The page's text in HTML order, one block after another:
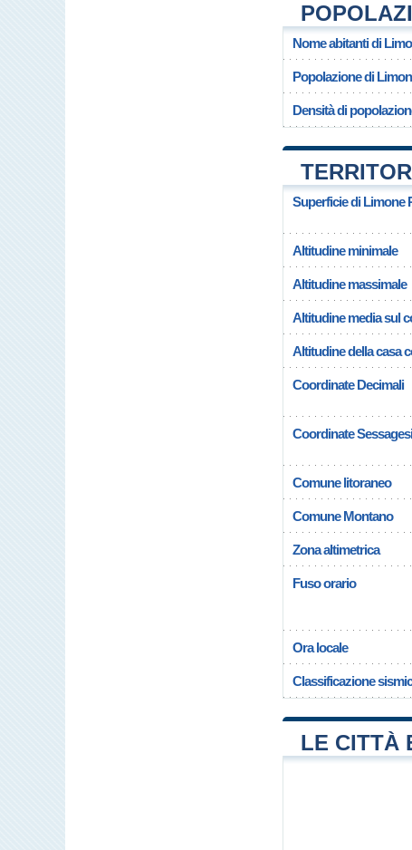
Nome abitanti di
Popolazione di
Densità di
Superficie di Limone
Altitudine minimale
Altitudine massimale
Altitudine media sul
Altitudine della casa
Coordinate Decimali
Coordinate
Comune litoraneo
Comune Montano
Zona altimetrica
Fuso orario
Ora locale
Classificazione
LE CITTÀ